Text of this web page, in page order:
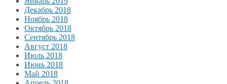
Декабрь 2018
Ноябрь 2018
Октябрь 2018
Сентябрь 2018
Август 2018
Июль 2018
Июнь 2018
Май 2018